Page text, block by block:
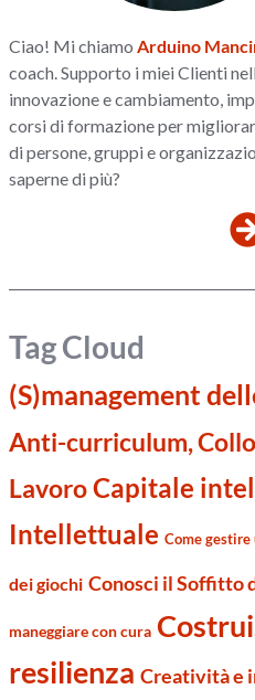
Ciao! Mi chiamo Arduino
coach. Supporto i miei Clienti
innovazione e cambiamento,
corsi di formazione per
di persone, gruppi e
saperne di più?
Tag Cloud
(S)management
Anti-curriculum,
LavoroCapitale
Intellettuale Come gestire
dei giochi Conosci il Soffitto
maneggiare con cura
resilienza Creatività e